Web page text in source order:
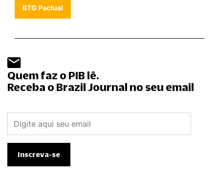
BTG Pactual
Quem faz o PIB lê.
Receba o Brazil Journal no seu email